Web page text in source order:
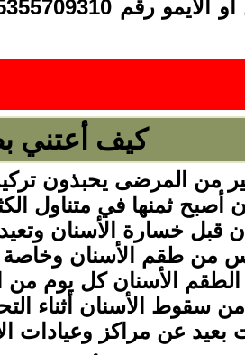
00905355709310
كيف أعتني
من المرضى يحبذون
أصبح ثمنها في متناول
قبل خسارة الأسنان
من طقم الأسنان
الأسنان كل يوم من
سقوط الأسنان أثناء
عن مراكز وعيادات